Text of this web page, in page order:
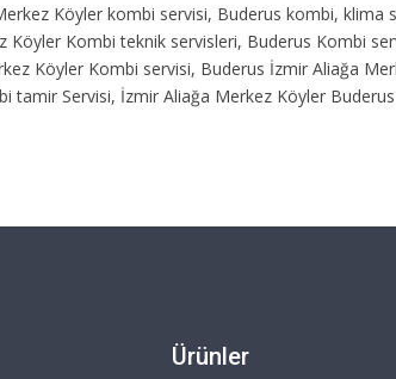
Köyler kombi servisi, Buderus kombi,
Köyler Kombi teknik servisleri, Buderus Kombi
Köyler Kombi servisi, Buderus İzmir Aliağa
tamir Servisi, İzmir Aliağa Merkez Köyler
Ürünler